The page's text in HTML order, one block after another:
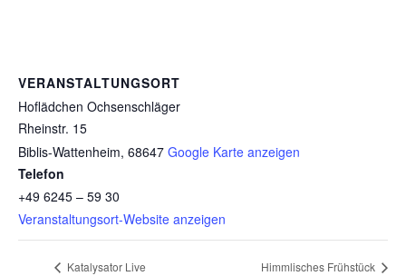
VERANSTALTUNGSORT
Hoflädchen Ochsenschläger
Rheinstr. 15
Biblis-Wattenheim, 68647 Google Karte anzeigen
Telefon
+49 6245 – 59 30
Veranstaltungsort-Website anzeigen
Katalysator Live Himmlisches Frühstück